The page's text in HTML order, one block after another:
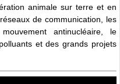
animale sur terre et en
de communication, les
antinucléaire, le
et des grands projets